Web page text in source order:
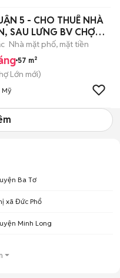
5 - CHO THUÊ NHÀ
SAU LƯNG BV CHỢ
Nhà mặt phố, mặt tiền
57 m²
Lớn mới)
Mỹ
Ba Tơ
xã Đức Phổ
Minh Long